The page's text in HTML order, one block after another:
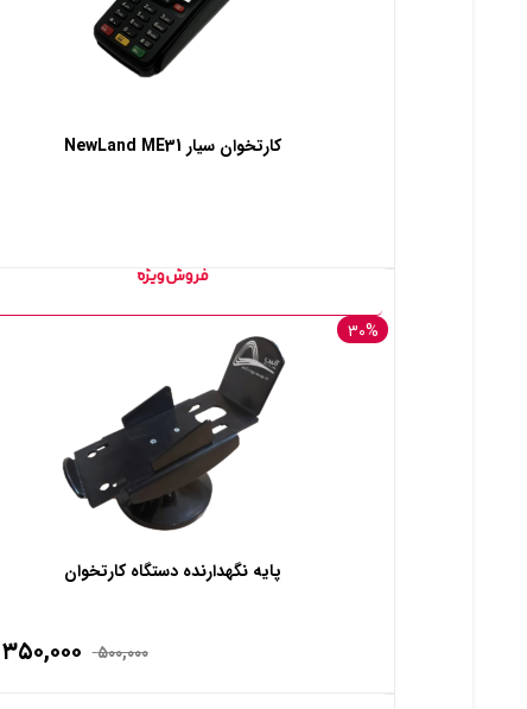
کارتخوان سیار NewLand ME31
پایه نگهدارنده دستگاه کارتخوان
۳۰%
۵۰۰,۰۰۰ ۳۵۰,۰۰۰